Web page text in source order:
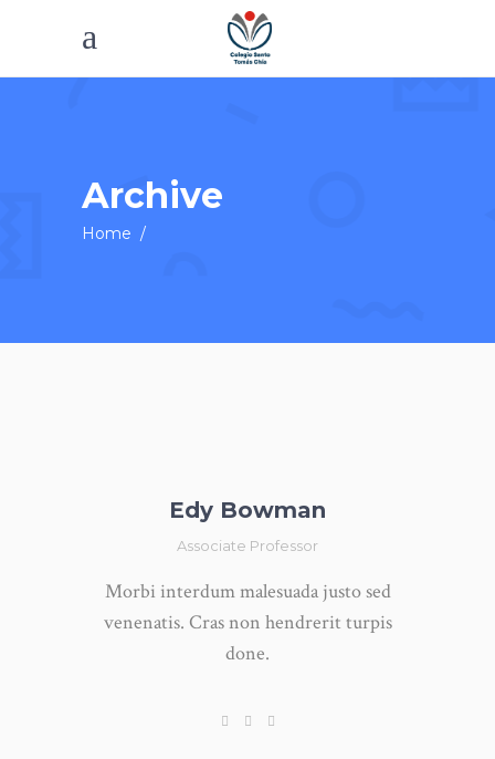
Archive
Home /
Edy Bowman
Associate Professor
Morbi interdum malesuada justo sed
venenatis. Cras non hendrerit turpis
done.